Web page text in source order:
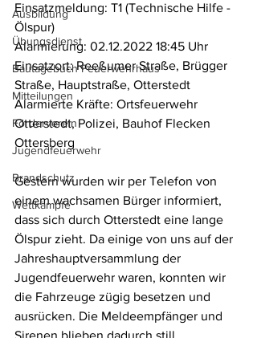
Ausbildung
Übungsdienst
Bautagebuch Feuerwehrhaus
Mitteilungen
Förderverein
Jugendfeuerwehr
Brandschutz
Wettkämpfe
Einsatzmeldung: T1 (Technische Hilfe -
Ölspur)
Alarmierung: 02.12.2022 18:45 Uhr
Einsatzort: Reeßumer Straße, Brügger
Straße, Hauptstraße, Otterstedt
Alarmierte Kräfte: Ortsfeuerwehr
Otterstedt, Polizei, Bauhof Flecken
Ottersberg
Gestern wurden wir per Telefon von
einem wachsamen Bürger informiert,
dass sich durch Otterstedt eine lange
Ölspur zieht. Da einige von uns auf der
Jahreshauptversammlung der
Jugendfeuerwehr waren, konnten wir
die Fahrzeuge zügig besetzen und
ausrücken. Die Meldeempfänger und
Sirenen blieben dadurch still.